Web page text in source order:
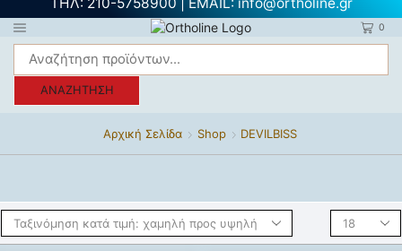
0
ΑΝΑΖΉΤΗΣΗ
Αρχική Σελίδα Shop DEVILBISS